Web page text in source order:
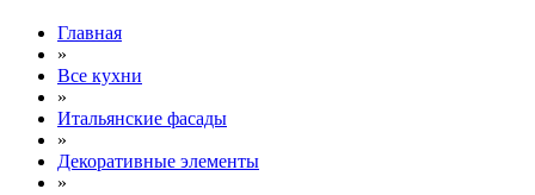
Главная
»
Все кухни
»
Итальянские фасады
»
Декоративные элементы
»